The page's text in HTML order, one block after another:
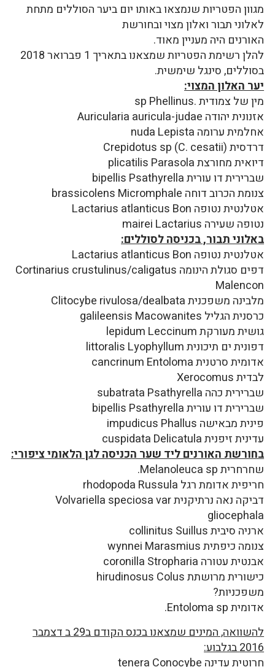
מגוון הפטריות שנמצאו באותו יום ביער הסוללים מתחת
לאלוני תבור ואלון מצוי ובחורשת
האורנים היה מעניין מאוד.
להלן רשימת הפטריות שמצאנו בתאריך 1 פברואר 2018
בסוללים, סינגל שימשית.
יער האלון המצוי:
מין של צמודית .sp Phellinus
אזנונית יהודה Auricularia auricula-judae
אחלמית ערומה nuda Lepista
דרדסית Crepidotus sp (C. cesatii)
דיואית מחורצת plicatilis Parasola
שברירית דו עורית bipellis Psathyrella
צנומת הכרוב דוחה brassicolens Micromphale
אטלנטית נטופה Lactarius atlanticus Bon
נטופה שעירה mairei Lactarius
באלוני תבור, בכניסה לסוללים:
אטלנטית נטופה Lactarius atlanticus Bon
דפים סגולת הינומה Cortinarius crustulinus/caligatus
Malencon
מלבינה משפכנית Clitocybe rivulosa/dealbata
כרסנית הגליל galileensis Macowanites
גושית מעורקת lepidum Leccinum
דפונית ים תיכונית littoralis Lyophyllum
אדומית סרטנית cancrinum Entoloma
לבדית Xerocomus
שברירית כהה subatrata Psathyrella
שברירית דו עורית bipellis Psathyrella
פינית מבאישה impudicus Phallus
עדינית זיפנית cuspidata Delicatula
בחורשת האורנים ליד שער הכניסה לגן הלאומי ציפורי:
שחרחרית Melanoleuca sp.
חריפית אדומת רגל rhodopoda Russula
דביקה נאה נרתיקנית Volvariella speciosa var
gliocephala
ארניה סיבית collinitus Suillus
צנומה כיפתית wynnei Marasmius
אבנטית עטורה coronilla Stropharia
כישורית מרושתת hirudinosus Colus
משפכניות?
אדומית Entoloma sp.
להשוואה, המינים שמצאנו בכנס הקודם ב29 ב דצמבר
2016 בגלבוע:
חרוטית עדינה tenera Conocybe